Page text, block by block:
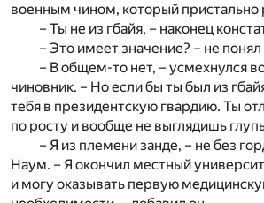
военным чином, который пристально
– Ты не из гбайя, – наконец
– Это имеет значение? – не
– В общем-то нет, – усмехнулся
чиновник. – Но если бы ты был из
тебя в президентскую гвардию. Ты
по росту и вообще не выглядишь
– Я из племени занде, – не без
Наум. – Я окончил местный
и могу оказывать первую